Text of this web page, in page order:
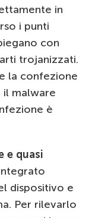
in
i punti
con
trojanizzati.
la confezione
il malware
è
e quasi
dispositivo e
Per rilevarlo